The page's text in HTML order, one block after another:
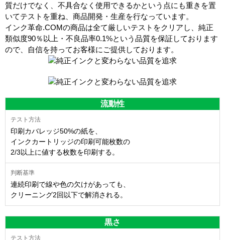
質だけでなく、不具合なく使用できるかという点にも重きを置
いてテストを重ね、商品開発・生産を行なっています。
インク革命.COMの商品は全て厳しいテストをクリアし、 純正
類似度90％以上・不良品率0.1%という品質を保証しております
ので、自信を持ってお客様にご提供しております。
流動性
印刷カバレッジ50%の紙を、
インクカートリッジの印刷可能枚数の
2/3以上に値する枚数を印刷する。
連続印刷で線や色の欠けがあっても、
クリーニング2回以下で解消される。
黒さ